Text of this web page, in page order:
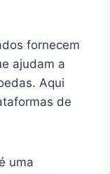
fornecem
ajudam a
Aqui
de
uma